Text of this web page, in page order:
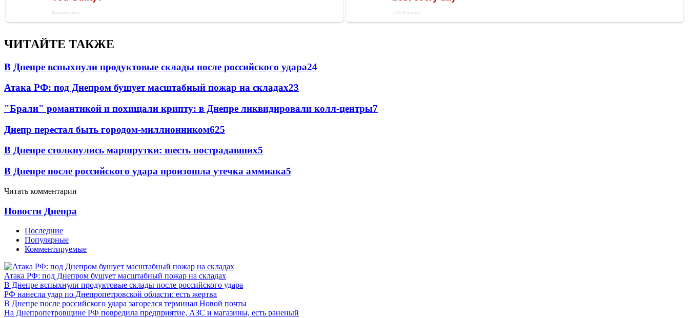
ЧИТАЙТЕ ТАКЖЕ
В Днепре вспыхнули продуктовые склады после российского удара24
Атака РФ: под Днепром бушует масштабный пожар на складах23
"Брали" романтикой и похищали крипту: в Днепре ликвидировали колл-центры7
Днепр перестал быть городом-миллионником625
В Днепре столкнулись маршрутки: шесть пострадавших5
В Днепре после российского удара произошла утечка аммиака5
Читать комментарии
Новости Днепра
Последние
Популярные
Комментируемые
Атака РФ: под Днепром бушует масштабный пожар на складах
В Днепре вспыхнули продуктовые склады после российского удара
РФ нанесла удар по Днепропетровской области: есть жертва
В Днепре после российского удара загорелся терминал Новой почты
На Днепропетровщине РФ повредила предприятие, АЗС и магазины, есть раненый